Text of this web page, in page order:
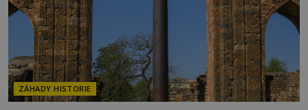
ZÁHADY HISTORIE